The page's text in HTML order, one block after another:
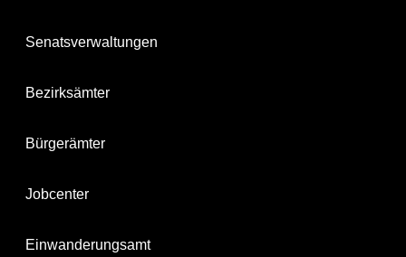
Senatsverwaltungen
Bezirksämter
Bürgerämter
Jobcenter
Einwanderungsamt